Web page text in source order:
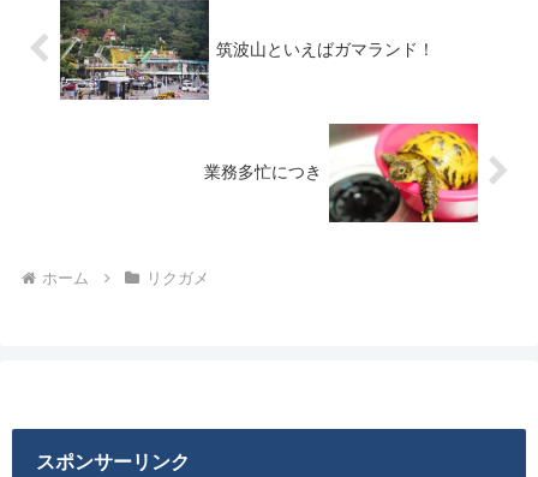
筑波山といえばガマランド！
業務多忙につき
ホーム リクガメ
スポンサーリンク